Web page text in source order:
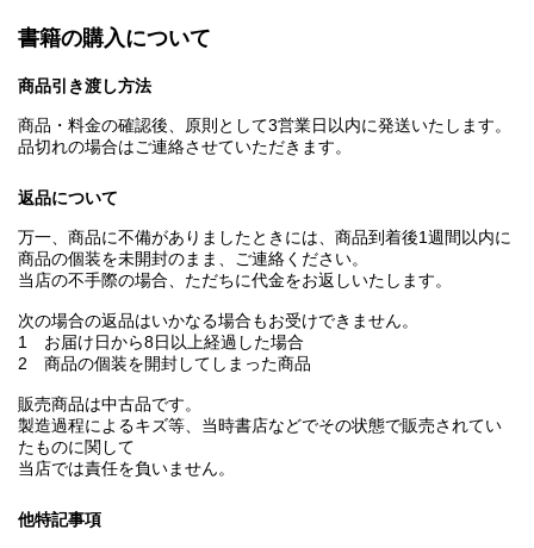
書籍の購入について
商品引き渡し方法
商品・料金の確認後、原則として3営業日以内に発送いたします。
品切れの場合はご連絡させていただきます。
返品について
万一、商品に不備がありましたときには、商品到着後1週間以内に
商品の個装を未開封のまま、ご連絡ください。
当店の不手際の場合、ただちに代金をお返しいたします。
次の場合の返品はいかなる場合もお受けできません。
1 お届け日から8日以上経過した場合
2 商品の個装を開封してしまった商品
販売商品は中古品です。
製造過程によるキズ等、当時書店などでその状態で販売されてい
たものに関して
当店では責任を負いません。
他特記事項